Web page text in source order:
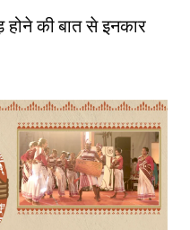
होने की बात से इनकार